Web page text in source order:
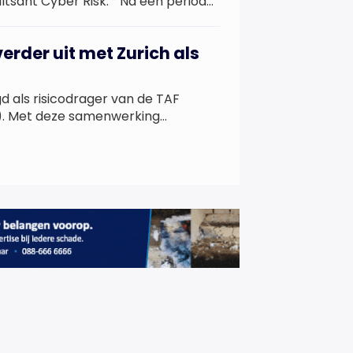
uit met Zurich als
als risicodrager van de TAF
Met deze samenwerking